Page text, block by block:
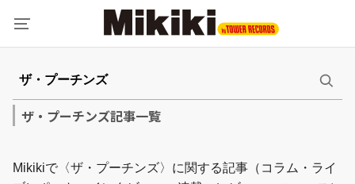
ザ・プーチンズ記事一覧
Mikikiで〈ザ・プーチンズ〉に関する記事（コラム・ライ